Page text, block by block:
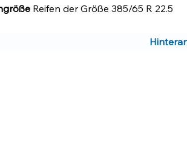
Reifen der Größe 385/65 R 22.5
Beleuchtungssystem in 24